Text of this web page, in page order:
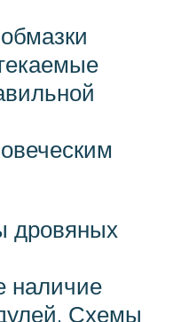
дровяных
наличие
Схемы